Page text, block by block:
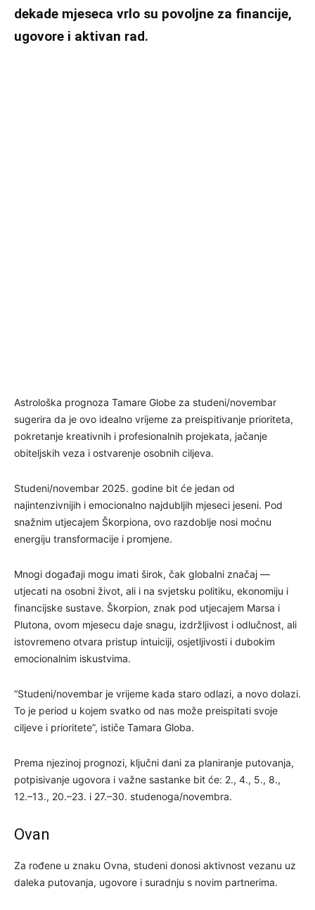
dekade mjeseca vrlo su povoljne za financije,
ugovore i aktivan rad.
Astrološka prognoza Tamare Globe za studeni/novembar
sugerira da je ovo idealno vrijeme za preispitivanje prioriteta,
pokretanje kreativnih i profesionalnih projekata, jačanje
obiteljskih veza i ostvarenje osobnih ciljeva.
Studeni/novembar 2025. godine bit će jedan od
najintenzivnijih i emocionalno najdubljih mjeseci jeseni. Pod
snažnim utjecajem Škorpiona, ovo razdoblje nosi moćnu
energiju transformacije i promjene.
Mnogi događaji mogu imati širok, čak globalni značaj —
utjecati na osobni život, ali i na svjetsku politiku, ekonomiju i
financijske sustave. Škorpion, znak pod utjecajem Marsa i
Plutona, ovom mjesecu daje snagu, izdržljivost i odlučnost, ali
istovremeno otvara pristup intuiciji, osjetljivosti i dubokim
emocionalnim iskustvima.
“Studeni/novembar je vrijeme kada staro odlazi, a novo dolazi.
To je period u kojem svatko od nas može preispitati svoje
ciljeve i prioritete”, ističe Tamara Globa.
Prema njezinoj prognozi, ključni dani za planiranje putovanja,
potpisivanje ugovora i važne sastanke bit će: 2., 4., 5., 8.,
12.–13., 20.–23. i 27.–30. studenoga/novembra.
Ovan
Za rođene u znaku Ovna, studeni donosi aktivnost vezanu uz
daleka putovanja, ugovore i suradnju s novim partnerima.